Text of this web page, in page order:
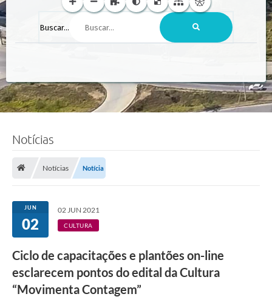
Buscar...
Notícias
Notícias Notícia
JUN
02
02 JUN 2021
CULTURA
Ciclo de capacitações e plantões on-line
esclarecem pontos do edital da Cultura
“Movimenta Contagem”